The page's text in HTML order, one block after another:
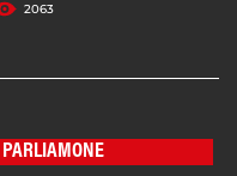
2063
PARLIAMONE